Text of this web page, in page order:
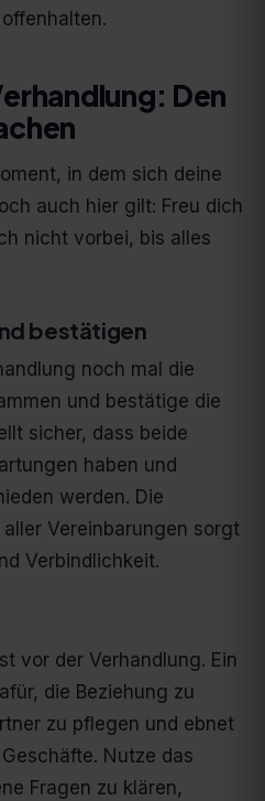
Den
in dem sich deine
auch hier gilt: Freu dich
nicht vorbei, bis alles
bestätigen
noch mal die
und bestätige die
sicher, dass beide
haben und
werden. Die
Vereinbarungen sorgt
Verbindlichkeit.
vor der Verhandlung. Ein
die Beziehung zu
zu pflegen und ebnet
Nutze das
Fragen zu klären,